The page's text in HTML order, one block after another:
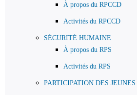
À propos du RPCCD
Activités du RPCCD
SÉCURITÉ HUMAINE
À propos du RPS
Activités du RPS
PARTICIPATION DES JEUNES